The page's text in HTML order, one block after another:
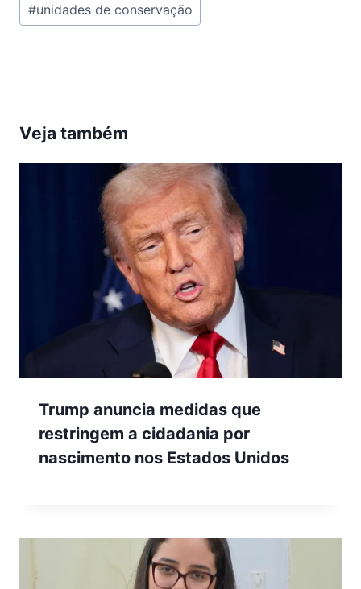
Post:
#unidades de conservação
Veja também
Trump anuncia medidas que
restringem a cidadania por
nascimento nos Estados Unidos